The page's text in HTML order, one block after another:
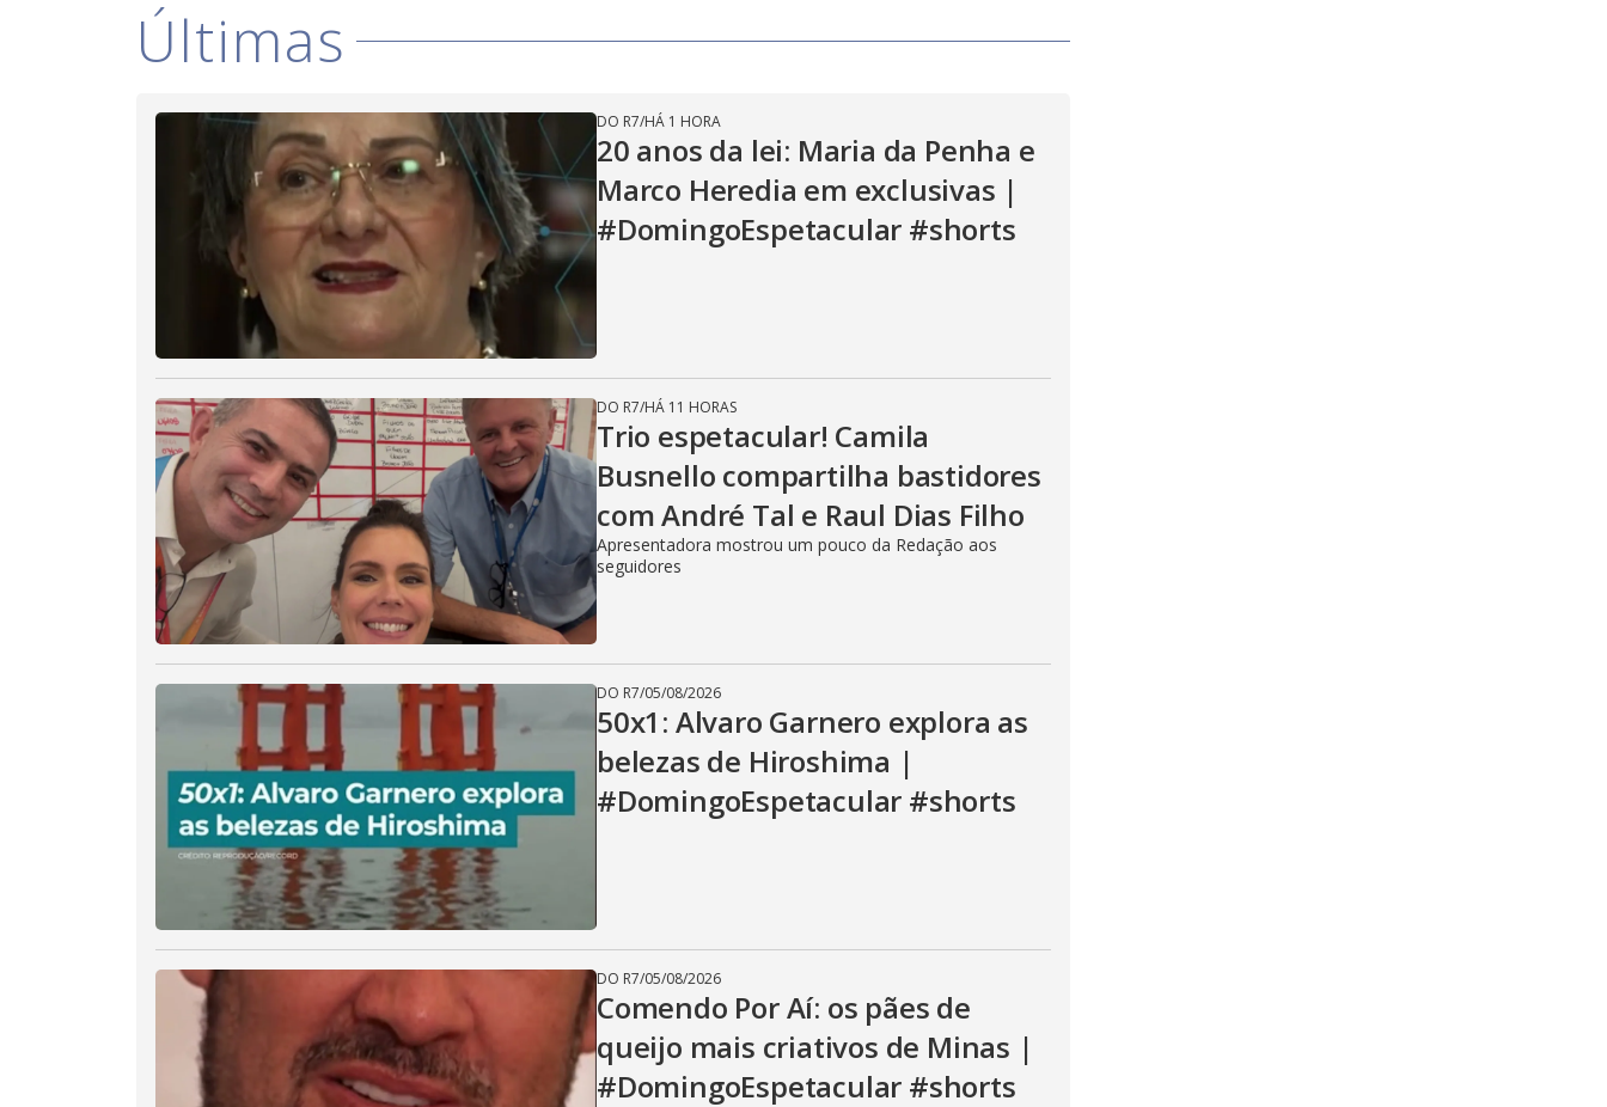
Últimas
DO R7/HÁ 1 HORA
20 anos da lei: Maria da Penha e
Marco Heredia em exclusivas |
#DomingoEspetacular #shorts
DO R7/HÁ 11 HORAS
Trio espetacular! Camila
Busnello compartilha bastidores
com André Tal e Raul Dias Filho
Apresentadora mostrou um pouco da Redação aos
seguidores
DO R7/05/08/2026
50x1: Alvaro Garnero explora as
belezas de Hiroshima |
#DomingoEspetacular #shorts
DO R7/05/08/2026
Comendo Por Aí: os pães de
queijo mais criativos de Minas |
#DomingoEspetacular #shorts